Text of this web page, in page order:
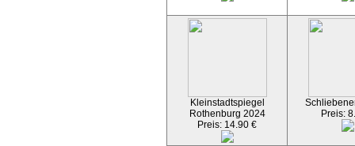
Kleinstadtspiegel
Rothenburg 2024
Preis: 14.90 €
Preis: